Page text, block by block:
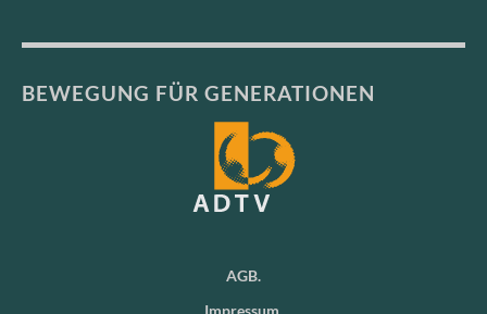
BEWEGUNG FÜR GENERATIONEN
AGB
Impressum